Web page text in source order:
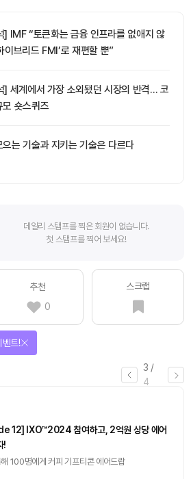
] IMF “토큰화는 금융 인프라를 없애지 않
이브리드 FMI’로 재편할 뿐”
] 세계에서 가장 소외됐던 시장의 반격… 코
모 숏스퀴즈
으는 기술과 지키는 기술은 다르다
데일리 스탬프를 찍은 회원이 없습니다.
첫 스탬프를 찍어 보세요!
추천
0
스크랩
3 /
4
벤트!
12] IXO™2024 참여하고, 2억원 상당 에어
!
100명에게 커피 기프티콘 에어드랍